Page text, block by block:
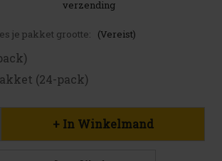
verzending
je pakket grootte: (Vereist)
(24-pack)